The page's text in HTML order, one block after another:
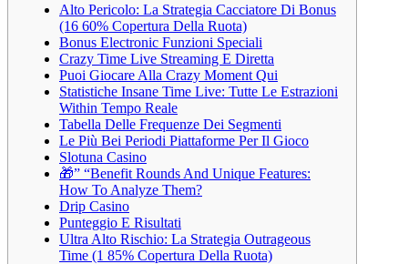
Alto Pericolo: La Strategia Cacciatore Di Bonus
(16 60% Copertura Della Ruota)
Bonus Electronic Funzioni Speciali
Crazy Time Live Streaming E Diretta
Puoi Giocare Alla Crazy Moment Qui
Statistiche Insane Time Live: Tutte Le Estrazioni
Within Tempo Reale
Tabella Delle Frequenze Dei Segmenti
Le Più Bei Periodi Piattaforme Per Il Gioco
Slotuna Casino
🎁” “Benefit Rounds And Unique Features:
How To Analyze Them?
Drip Casino
Punteggio E Risultati
Ultra Alto Rischio: La Strategia Outrageous
Time (1 85% Copertura Della Ruota)